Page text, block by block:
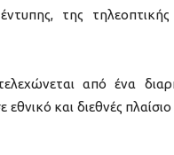
της τηλεοπτικής
από ένα
και διεθνές